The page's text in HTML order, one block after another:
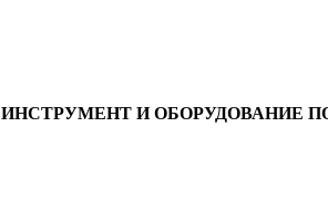
ИНСТРУМЕНТ И ОБОРУДОВАНИЕ